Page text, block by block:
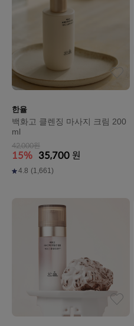
한율
백화고 클렌징 마사지 크림 200
ml
42,000원
15% 35,700 원
4.8 (1,661)